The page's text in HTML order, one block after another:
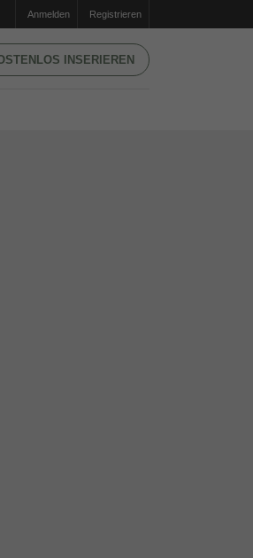
Anmelden Registrieren
INSERIEREN